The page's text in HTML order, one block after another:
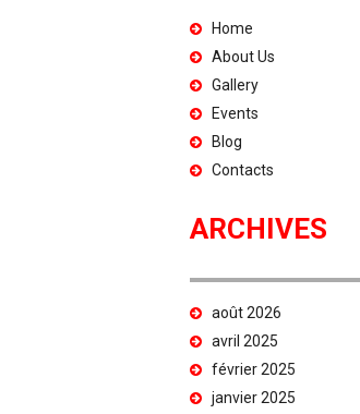
Home
About Us
Gallery
Events
Blog
Contacts
ARCHIVES
août 2026
avril 2025
février 2025
janvier 2025